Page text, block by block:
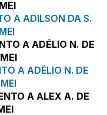
A ADILSON DA S.
A ADÉLIO N. DE